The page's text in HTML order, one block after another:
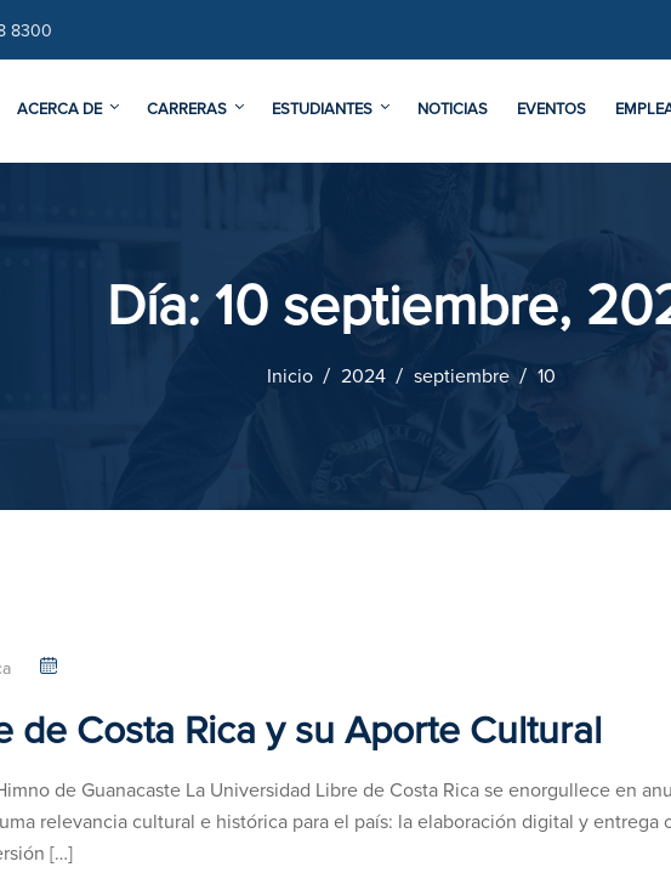
8300
ACERCA DE CARRERAS ESTUDIANTES NOTICIAS EVENTOS
Día: 10 septiembre,
Inicio 2024 septiembre 10
de Costa Rica y su Aporte Cultural
de Guanacaste La Universidad Libre de Costa Rica se enorgullece en
relevancia cultural e histórica para el país: la elaboración digital y entrega
[…]